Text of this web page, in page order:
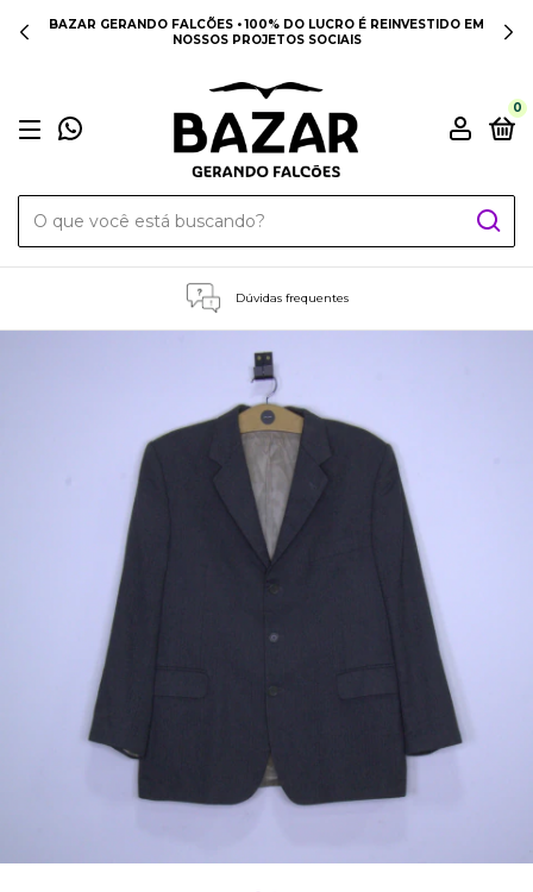
BAZAR GERANDO FALCÕES • 100% DO LUCRO É REINVESTIDO EM
NOSSOS PROJETOS SOCIAIS
0
Dúvidas frequentes